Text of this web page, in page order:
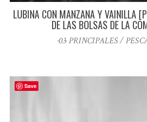
LUBINA CON MANZANA Y VAINILLA
DE LAS BOLSAS DE LA
·03· PRINCIPALES /
Save